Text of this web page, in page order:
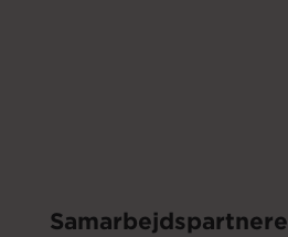
Samarbejdspartnere